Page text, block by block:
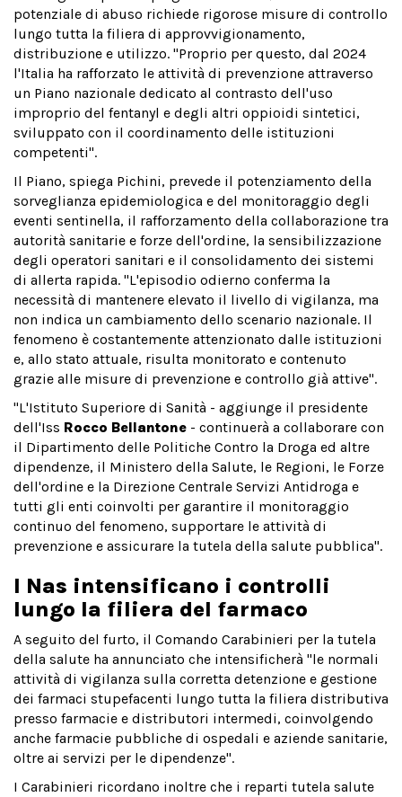
potenziale di abuso richiede rigorose misure di controllo
lungo tutta la filiera di approvvigionamento,
distribuzione e utilizzo. "Proprio per questo, dal 2024
l'Italia ha rafforzato le attività di prevenzione attraverso
un Piano nazionale dedicato al contrasto dell'uso
improprio del fentanyl e degli altri oppioidi sintetici,
sviluppato con il coordinamento delle istituzioni
competenti".
Il Piano, spiega Pichini, prevede il potenziamento della
sorveglianza epidemiologica e del monitoraggio degli
eventi sentinella, il rafforzamento della collaborazione tra
autorità sanitarie e forze dell'ordine, la sensibilizzazione
degli operatori sanitari e il consolidamento dei sistemi
di allerta rapida. "L'episodio odierno conferma la
necessità di mantenere elevato il livello di vigilanza, ma
non indica un cambiamento dello scenario nazionale. Il
fenomeno è costantemente attenzionato dalle istituzioni
e, allo stato attuale, risulta monitorato e contenuto
grazie alle misure di prevenzione e controllo già attive".
"L'Istituto Superiore di Sanità - aggiunge il presidente
dell'Iss Rocco Bellantone - continuerà a collaborare con
il Dipartimento delle Politiche Contro la Droga ed altre
dipendenze, il Ministero della Salute, le Regioni, le Forze
dell'ordine e la Direzione Centrale Servizi Antidroga e
tutti gli enti coinvolti per garantire il monitoraggio
continuo del fenomeno, supportare le attività di
prevenzione e assicurare la tutela della salute pubblica".
I Nas intensificano i controlli
lungo la filiera del farmaco
A seguito del furto, il Comando Carabinieri per la tutela
della salute ha annunciato che intensificherà "le normali
attività di vigilanza sulla corretta detenzione e gestione
dei farmaci stupefacenti lungo tutta la filiera distributiva
presso farmacie e distributori intermedi, coinvolgendo
anche farmacie pubbliche di ospedali e aziende sanitarie,
oltre ai servizi per le dipendenze".
I Carabinieri ricordano inoltre che i reparti tutela salute